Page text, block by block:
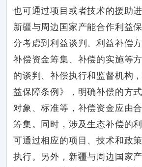
也可通过项目或者技术的援助
新疆与周边国家产能合作利益
分考虑到利益谈判、利益补偿
补偿资金筹集、补偿的实施等
的谈判、补偿执行和监督机构
益保障条例》，明确补偿的方
对象、标准等，补偿资金应由
筹集。同时，涉及生态补偿的
可通过相应的项目、技术和政
执行。另外，新疆与周边国家